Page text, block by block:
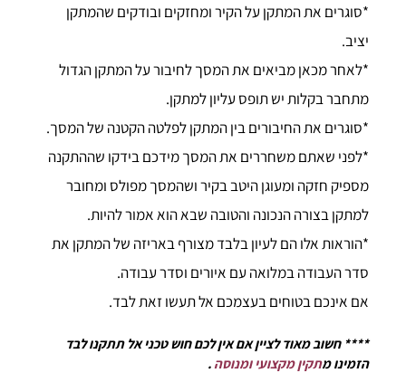
*סוגרים את המתקן על הקיר ומחזקים ובודקים שהמתקן
יציב.
*לאחר מכאן מביאים את המסך לחיבור על המתקן הגדול
מתחבר בקלות יש תופס עליון למתקן.
*סוגרים את החיבורים בין המתקן לפלטה הקטנה של המסך.
*לפני שאתם משחררים את המסך מידכם בידקו שההתקנה
מספיק חזקה ומעוגן היטב בקיר ושהמסך מפולס ומחובר
למתקן בצורה הנכונה והטובה שבא הוא אמור להיות.
*הוראות אלו הם לעיון בלבד מצורף באריזה של המתקן את
סדר העבודה במלואה עם איורים וסדר עבודה.
אם אינכם בטוחים בעצמכם אל תעשו זאת לבד.
**** חשוב מאוד לציין אם אין לכם חוש טכני אל תתקנו לבד
הזמינו מתקין מקצועי ומנוסה .